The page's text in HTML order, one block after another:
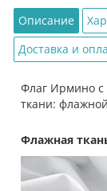
Описание
Доставка и
Флаг Ирмино с
ткани:
Флажная